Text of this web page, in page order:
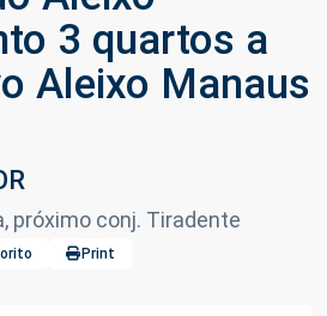
3 quartos a
Aleixo Manaus
próximo conj. Tiradente
Print